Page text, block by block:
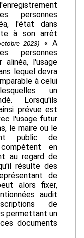
personnes
l'état dans
à son arrêt
2023)
« A
personnes
alinéa, l'usage
lequel devra
à celui
un
Lorsqu'ils
prévue est
l'usage futur
le maire ou le
public de
compétent en
au regard de
résulte des
de
alors fixer,
audit
de
permettant un
documents